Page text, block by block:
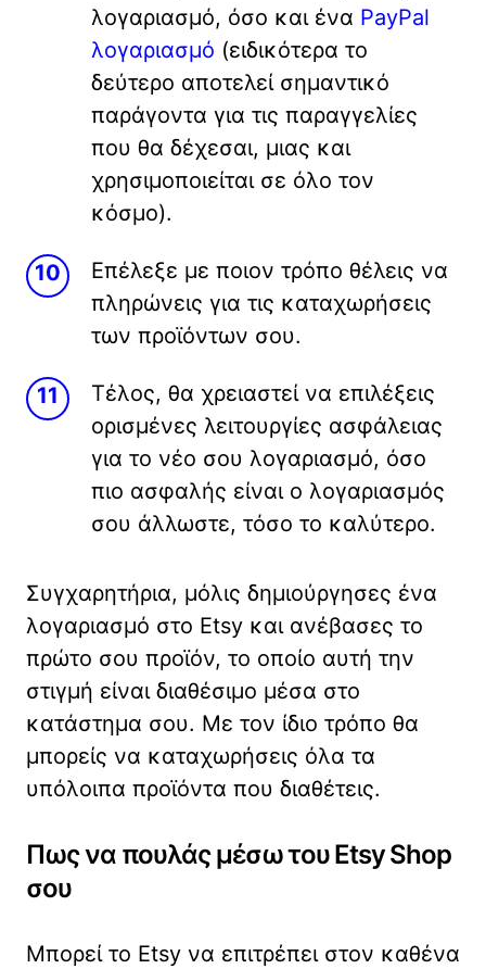
λογαριασμό, όσο και ένα PayPal
λογαριασμό (ειδικότερα το
δεύτερο αποτελεί σημαντικό
παράγοντα για τις παραγγελίες
που θα δέχεσαι, μιας και
χρησιμοποιείται σε όλο τον
κόσμο).
Επέλεξε με ποιον τρόπο θέλεις να
πληρώνεις για τις καταχωρήσεις
των προϊόντων σου.
Τέλος, θα χρειαστεί να επιλέξεις
ορισμένες λειτουργίες ασφάλειας
για το νέο σου λογαριασμό, όσο
πιο ασφαλής είναι ο λογαριασμός
σου άλλωστε, τόσο το καλύτερο.
Συγχαρητήρια, μόλις δημιούργησες ένα
λογαριασμό στο Etsy και ανέβασες το
πρώτο σου προϊόν, το οποίο αυτή την
στιγμή είναι διαθέσιμο μέσα στο
κατάστημα σου. Με τον ίδιο τρόπο θα
μπορείς να καταχωρήσεις όλα τα
υπόλοιπα προϊόντα που διαθέτεις.
Πως να πουλάς μέσω του Etsy Shop
σου
Μπορεί το Etsy να επιτρέπει στον καθένα